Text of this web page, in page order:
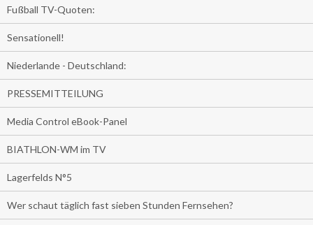
Fußball TV-Quoten:
Sensationell!
Niederlande - Deutschland:
PRESSEMITTEILUNG
Media Control eBook-Panel
BIATHLON-WM im TV
Lagerfelds N°5
Wer schaut täglich fast sieben Stunden Fernsehen?